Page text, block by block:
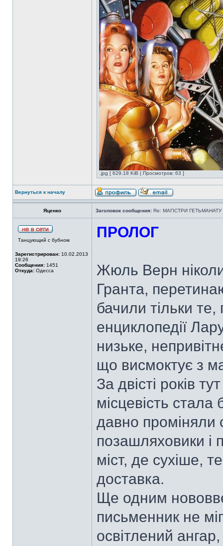
.jpg [ 629.18 KiB | Просмотров: 63 ]
Вернуться к началу
Яценко Заголовок сообщения: Re: МАГІСТРИ ГЕТЬМАНАТУ
Танцующий с бубном
Зарегистрирован: 10.02.2013
19:26
Сообщения: 1451
Откуда: Одесса
ПРОЛОГ
Жюль Верн ніколи
Гранта,
бачили тільки
енциклопедії
низьке,
що висмоктує з
За двісті років
місцевість
давно проміняли
позашляховики і
міст, де сухіше,
доставка.
Ще одним
письменник не
освітлений